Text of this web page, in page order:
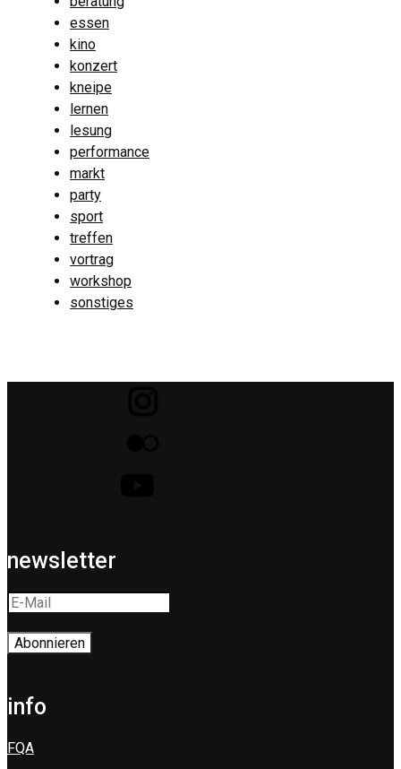
essen
kino
konzert
kneipe
lernen
lesung
performance
markt
party
sport
treffen
vortrag
workshop
sonstiges
newsletter
info
FQA